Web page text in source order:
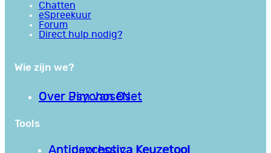
Chatten
eSpreekuur
Forum
Direct hulp nodig?
Wie zijn we?
Over PsychoseNet
Over Jim van Os
Tools
Antipsychotica Keuzetool
Antidepressiva Keuzetool